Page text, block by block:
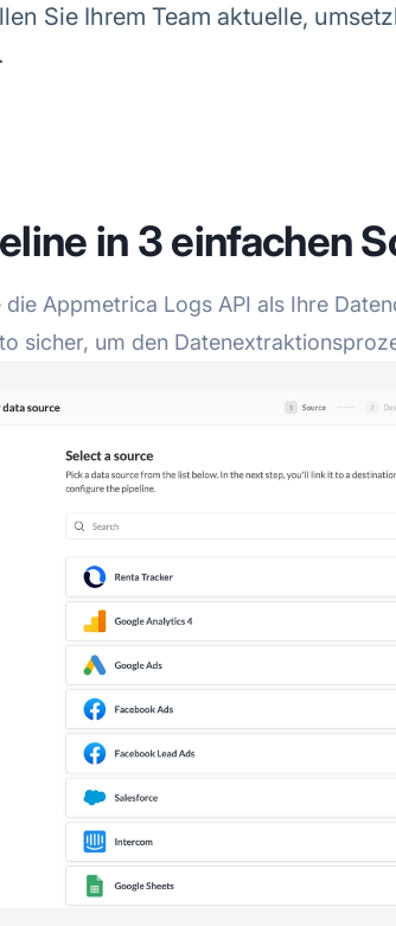
Sie Ihrem Team aktuelle,
in 3 einfachen
die Appmetrica Logs API als Ihre
sicher, um den